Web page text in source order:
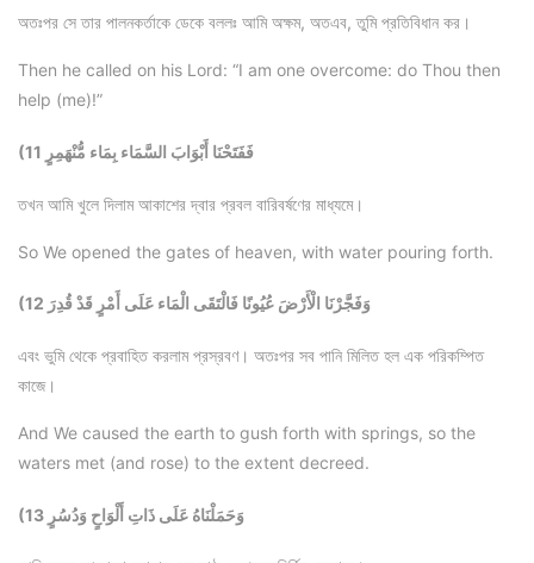
অতঃপর সে তার পালনকর্তাকে ডেকে বললঃ আমি অক্ষম, অতএব, তুমি প্রতিবিধান কর।
Then he called on his Lord: “I am one overcome: do Thou then
help (me)!”
(11 فَفَتَحْنَا أَبْوَابَ السَّمَاء بِمَاء مُّنْهَمِرٍ
তখন আমি খুলে দিলাম আকাশের দ্বার প্রবল বারিবর্ষণের মাধ্যমে।
So We opened the gates of heaven, with water pouring forth.
(12 وَفَجَّرْنَا الْأَرْضَ عُيُونًا فَالْتَقَى الْمَاء عَلَى أَمْرٍ قَدْ قُدِرَ
এবং ভুমি থেকে প্রবাহিত করলাম প্রস্রবণ। অতঃপর সব পানি মিলিত হল এক পরিকম্পিত
কাজে।
And We caused the earth to gush forth with springs, so the
waters met (and rose) to the extent decreed.
(13 وَحَمَلْنَاهُ عَلَى ذَاتِ أَلْوَاحٍ وَدُسُرٍ